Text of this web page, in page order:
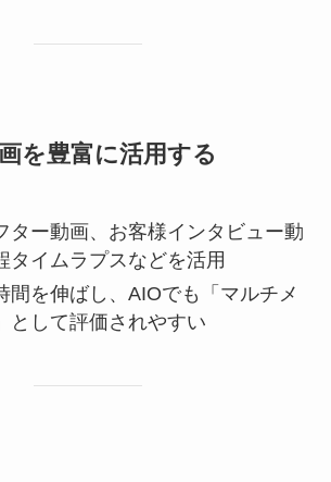
を豊富に活用する
ター動画、お客様インタビュー動
タイムラプスなどを活用
間を伸ばし、AIOでも「マルチメ
として評価されやすい